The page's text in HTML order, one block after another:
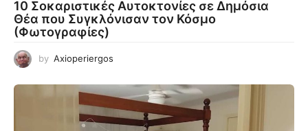
10 Σοκαριστικές Αυτοκτονίες σε Δημόσια
Θέα που Συγκλόνισαν τον Κόσμο
(Φωτογραφίες)
by Axioperiergos